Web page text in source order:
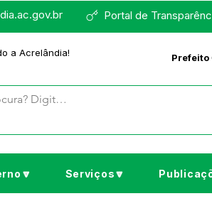
Portal de
a Acrelândia! Prefeito
Serviços🔽